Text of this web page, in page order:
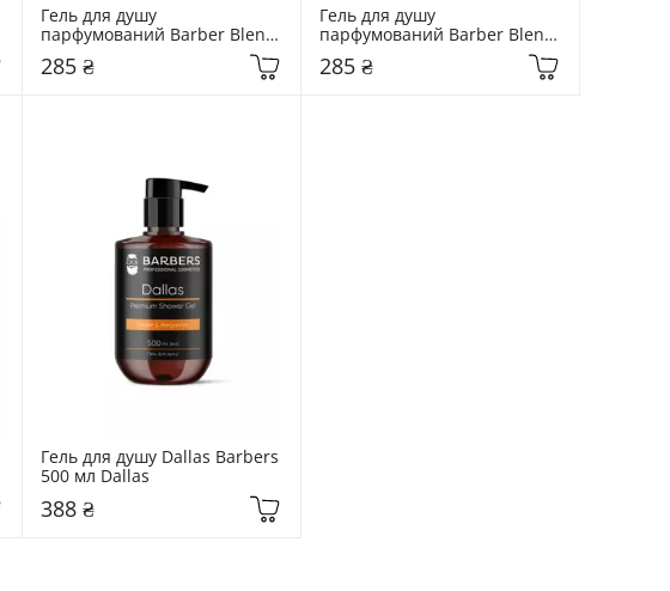
Гель для душу
парфумований Barber Blend
285 ₴
Гель для душу
парфумований Barber Blend
285 ₴
Гель для душу Dallas Barbers
500 мл Dallas
388 ₴